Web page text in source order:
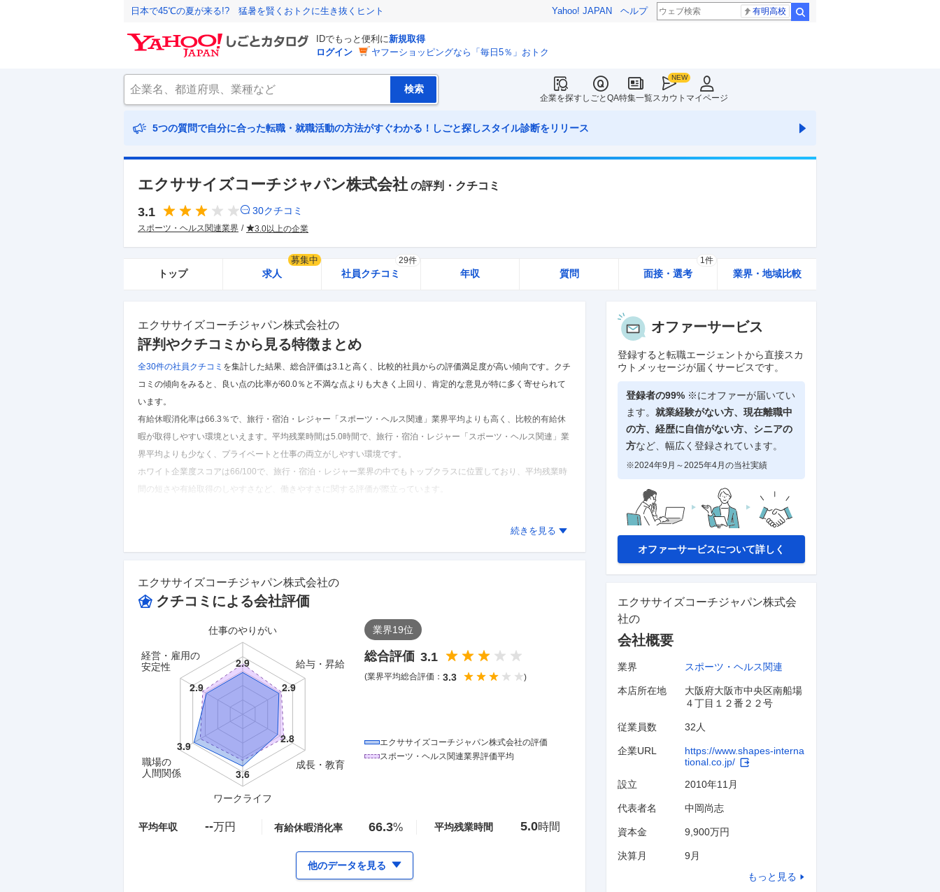
日本で45℃の夏が来る!? 猛暑を賢くおトクに生き抜くヒント Yahoo! JAPAN ヘルプ 有明高校
IDでもっと便利に新規取得
ログイン
ヤフーショッピングなら「毎日5％」おトク
企業を探すしごとQA特集一覧スカウト マイページ
5つの質問で自分に合った転職・就職活動の方法がすぐわかる！しごと探しスタイル診断をリリース
エクササイズコーチジャパン株式会社 の評判・クチコミ
3.1 30クチコミ
スポーツ・ヘルス関連業界 3.0以上の企業
トップ 求人
募集中
社員クチコミ
29件
年収 質問 面接・選考
1件
業界・地域比較
エクササイズコーチジャパン株式会社の
評判やクチコミから見る特徴まとめ
全30件の社員クチコミ を集計した結果、 総合評価は3.1と高く、比較的社員からの評価満足度が高い傾向です。 クチ
コミの傾向をみると、良い点の比率が60.0％と不満な点よりも大きく上回り、肯定的な意見が特に多く寄せられて
います。
有給休暇消化率は66.3％で、旅行・宿泊・レジャー「スポーツ・ヘルス関連」業界平均よりも高く、比較的有給休
暇が取得しやすい環境といえます。 平均残業時間は5.0時間で、旅行・宿泊・レジャー「スポーツ・ヘルス関連」業
界平均よりも少なく、プライベートと仕事の両立がしやすい環境です。
ホワイト企業度スコアは66/100で、旅行・宿泊・レジャー業界の中でもトップクラスに位置しており、平均残業時
間の短さや有給取得のしやすさなど、働きやすさに関する評価が際立っています。
続きを見る
エクササイズコーチジャパン株式会社の
クチコミによる会社評価
業界19位
総合評価 3.1
(業界平均総合評価： 3.3 )
仕事のやりがい
給与・昇給
成長・教育
ワークライフ
職場の
人間関係
経営・雇用の
安定性
エクササイズコーチジャパン株式会社の評価
スポーツ・ヘルス関連業界評価平均
平均年収 --万円 有給休暇消化率 66.3% 平均残業時間 5.0時間
他のデータを見る
オファーサービス
登録すると転職エージェントから直接スカ
ウトメッセージが届くサービスです。
登録者の99% ※にオファーが届いてい
ます。 就業経験がない方、現在離職中
の方、 経歴に自信がない方、シニアの
方など、幅広く登録されています。
※2024年9月～2025年4月の当社実績
オファーサービスについて詳しく
エクササイズコーチジャパン株式会
社の
会社概要
業界 スポーツ・ヘルス関連
本店所在地
大阪府大阪市中央区南船場
４丁目１２番２２号
従業員数 32人
企業URL
https://www.shapes-interna
tional.co.jp/
設立 2010年11月
代表者名 中岡尚志
資本金 9,900万円
決算月 9月
もっと見る